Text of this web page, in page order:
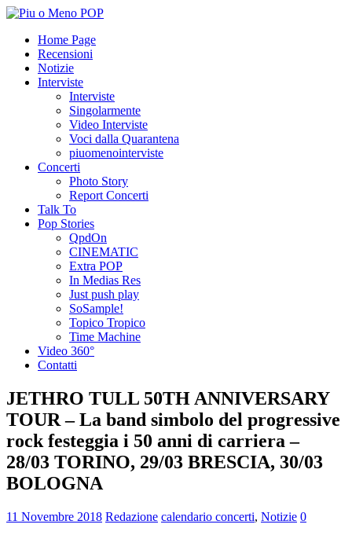
Home Page
Recensioni
Notizie
Interviste
Interviste
Singolarmente
Video Interviste
Voci dalla Quarantena
piuomenointerviste
Concerti
Photo Story
Report Concerti
Talk To
Pop Stories
QpdOn
CINEMATIC
Extra POP
In Medias Res
Just push play
SoSample!
Topico Tropico
Time Machine
Video 360°
Contatti
JETHRO TULL 50TH ANNIVERSARY
TOUR – La band simbolo del progressive
rock festeggia i 50 anni di carriera –
28/03 TORINO, 29/03 BRESCIA, 30/03
BOLOGNA
11 Novembre 2018 Redazione calendario concerti, Notizie 0